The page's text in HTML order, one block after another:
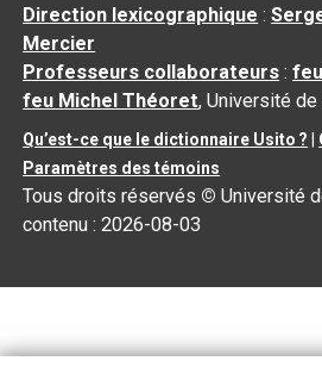
Direction lexicographique :
Mercier
Professeurs collaborateurs :
feu Michel Théoret, Université
Qu’est-ce que le dictionnaire Usito ?
Paramètres des témoins
Tous droits réservés © Université
contenu :2026-08-03